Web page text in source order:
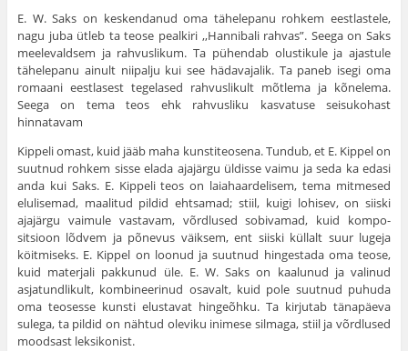
E. W. Saks on keskendanud oma tähelepanu rohkem eestlastele,
nagu juba ütleb ta teose pealkiri ,,Hannibali rahvas”. Seega on Saks
meelevaldsem ja rahvuslikum. Ta pühendab olustikule ja ajastule
tähelepanu ainult niipalju kui see hädavajalik. Ta paneb isegi oma
romaani eestlasest tegelased rahvuslikult mõtlema ja kõnelema.
Seega on tema teos ehk rahvusliku kasvatuse seisukohast
hinnatavam
Kippeli omast, kuid jääb maha kunstiteosena. Tundub, et E. Kippel on
suutnud rohkem sisse elada ajajärgu üldisse vaimu ja seda ka edasi
anda kui Saks. E. Kippeli teos on laiahaardelisem, tema mit­mesed
elulisemad, maalitud pildid ehtsamad; stiil, kuigi lohisev, on siiski
ajajärgu vaimule vastavam, võrdlused sobivamad, kuid kompo­
sitsioon lõdvem ja põnevus väiksem, ent siiski küllalt suur lugeja
köitmiseks. E. Kippel on loonud ja suutnud hingestada oma teose,
kuid materjali pakkunud üle. E. W. Saks on kaalunud ja valinud
asjatundlikult, kombineerinud osavalt, kuid pole suutnud puhuda
oma teosesse kunsti elustavat hingeõhku. Ta kirjutab tänapäeva
sulega, ta pildid on nähtud oleviku inimese silmaga, stiil ja võrd­lused
moodsast leksikonist.